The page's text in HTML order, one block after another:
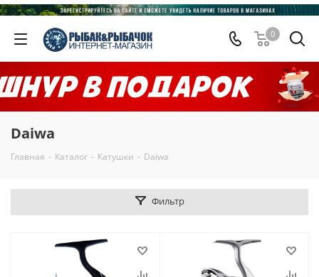
0
Daiwa
Главная - Каталог - Катушки - Daiwa
Фильтр